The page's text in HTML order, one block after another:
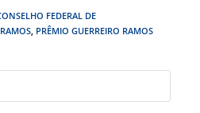
s
ss
e
n
g
tF
ri
e
n
FEDERAL DE
PRÊMIO GUERREIRO RAMOS
a